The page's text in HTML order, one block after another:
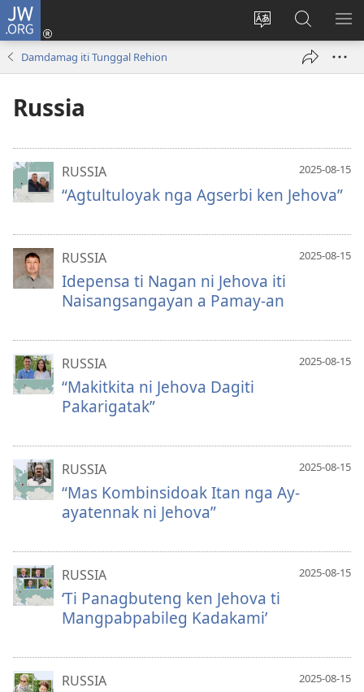
JW.ORG
Baliwan
lengguahe
Ag-
log
(manglukat
window)
Agbirok
iti
JW.ORG
Damdamag iti Tunggal Rehion
Russia
2025-08-15
RUSSIA
“Agtultuloyak nga Agserbi ken Jehova”
2025-08-15
RUSSIA
Idepensa ti Nagan ni Jehova iti
Naisangsangayan a Pamay-an
2025-08-15
RUSSIA
“Makitkita ni Jehova Dagiti
Pakarigatak”
2025-08-15
RUSSIA
“Mas Kombinsidoak Itan nga Ay-
ayatennak ni Jehova”
2025-08-15
RUSSIA
‘Ti Panagbuteng ken Jehova ti
Mangpabpabileg Kadakami’
2025-08-15
RUSSIA